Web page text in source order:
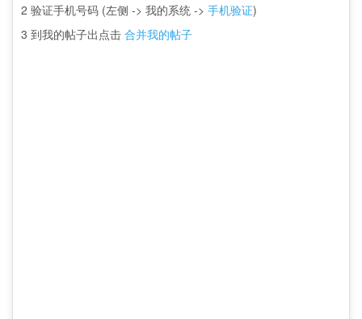
2 验证手机号码 (左侧 -> 我的系统 -> 手机验证)
3 到我的帖子出点击 合并我的帖子